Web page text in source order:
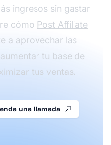
ingresos sin gastar
cómo Post Affiliate
a aprovechar las
tu base de
tus ventas.
una llamada